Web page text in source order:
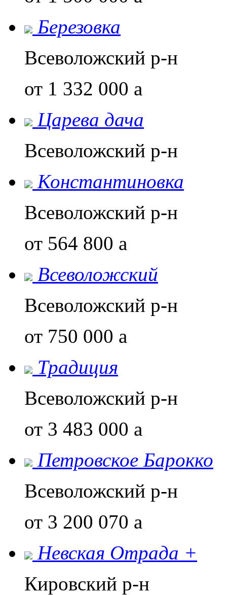
Березовка
Всеволожский р-н
от 1 332 000 a
Царева дача
Всеволожский р-н
Константиновка
Всеволожский р-н
от 564 800 a
Всеволожский
Всеволожский р-н
от 750 000 a
Традиция
Всеволожский р-н
от 3 483 000 a
Петровское Барокко
Всеволожский р-н
от 3 200 070 a
Невская Отрада +
Кировский р-н